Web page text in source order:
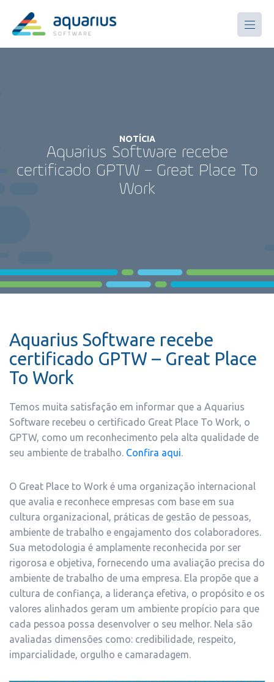
NOTÍCIA
Aquarius Software recebe
certificado GPTW – Great Place To
Work
Aquarius Software recebe
certificado GPTW – Great Place
To Work
Temos muita satisfação em informar que a Aquarius
Software recebeu o certificado Great Place To Work, o
GPTW, como um reconhecimento pela alta qualidade de
seu ambiente de trabalho. Confira aqui.
O Great Place to Work é uma organização internacional
que avalia e reconhece empresas com base em sua
cultura organizacional, práticas de gestão de pessoas,
ambiente de trabalho e engajamento dos colaboradores.
Sua metodologia é amplamente reconhecida por ser
rigorosa e objetiva, fornecendo uma avaliação precisa do
ambiente de trabalho de uma empresa. Ela propõe que a
cultura de confiança, a liderança efetiva, o propósito e os
valores alinhados geram um ambiente propício para que
cada pessoa possa desenvolver o seu melhor. ​ Nela são
avaliadas dimensões como: credibilidade, respeito,
imparcialidade, orgulho e camaradagem.